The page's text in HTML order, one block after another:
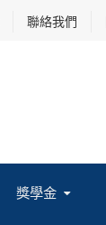
聯絡我們
獎學金